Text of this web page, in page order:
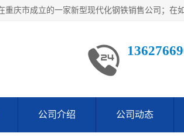
公司介绍 公司动态